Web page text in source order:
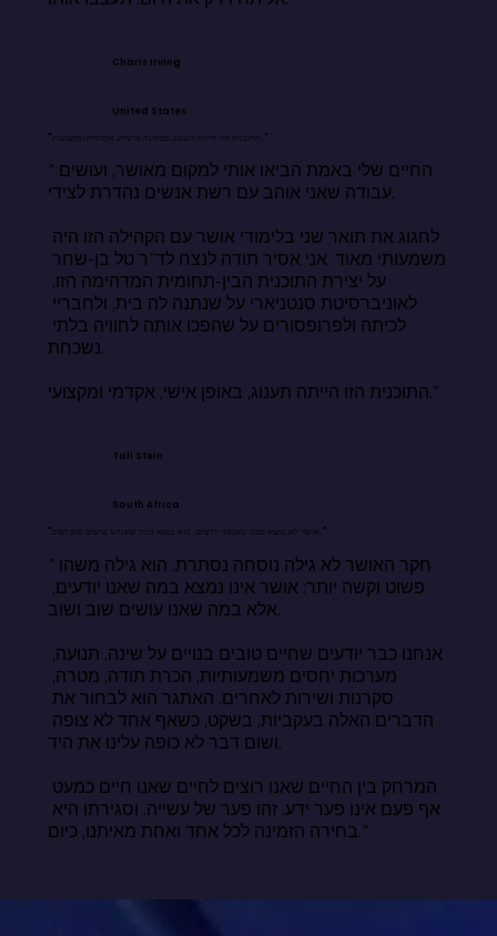
Charis Irving
United States
"התוכנית הזו הייתה תענוג, מבחינה אישית, אקדמית ומקצועית."
"החיים שלי באמת הביאו אותי למקום מאושר, ועושים
עבודה שאני אוהב עם רשת אנשים נהדרת לצידי.
משמעותי מאוד. אני אסיר תודה לנצח לד"ר טל בן-שחר
נשכחת.
התוכנית הזו הייתה תענוג, באופן אישי, אקדמי ומקצועי."
Tali Stein
South Africa
"אושר לא נמצא במה שאנחנו יודעים. הוא נמצא במה שאנחנו עושים שוב ושוב."
"חקר האושר לא גילה נוסחה נסתרת. הוא גילה משהו
אלא במה שאנו עושים שוב ושוב.
ושום דבר לא כופה עלינו את היד.
בחירה הזמינה לכל אחד ואחת מאיתנו, כיום."